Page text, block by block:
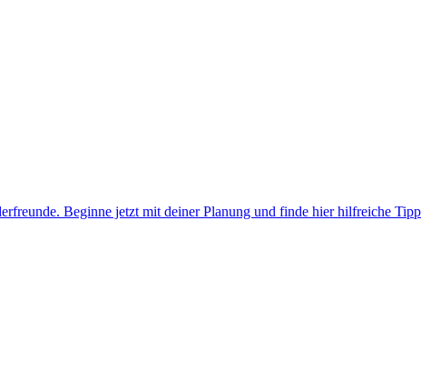
Beginne jetzt mit deiner Planung und finde hier hilfreiche